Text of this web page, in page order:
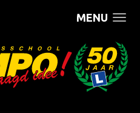
MENU